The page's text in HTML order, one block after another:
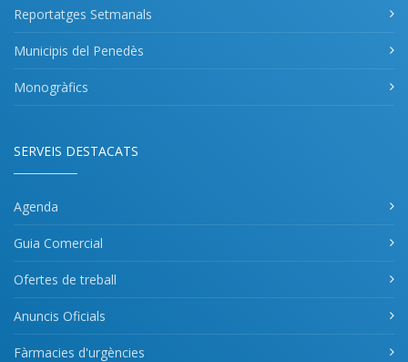
Reportatges Setmanals
Municipis del Penedès
Monogràfics
SERVEIS DESTACATS
Agenda
Guia Comercial
Ofertes de treball
Anuncis Oficials
Fàrmacies d'urgències